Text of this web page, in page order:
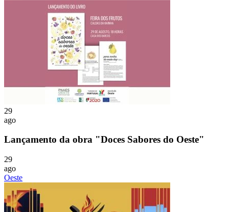
29
ago
Lançamento da obra "Doces Sabores do Oeste"
29
ago
Oeste